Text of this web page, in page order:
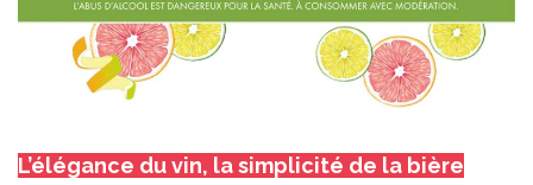
L’élégance du vin, la simplicité de la bière